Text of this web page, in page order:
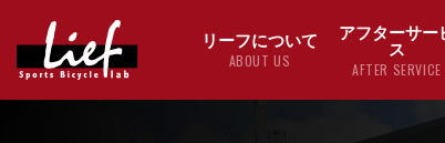
リーフについて
ABOUT US
アフターサー
ス
AFTER SERVICE